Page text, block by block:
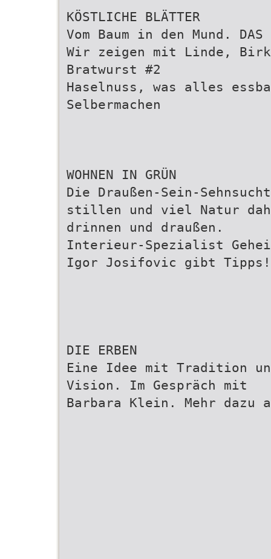
KÖSTLICHE BLÄTTER
Vom Baum in den Mund. DAS
Wir zeigen mit Linde,
Bratwurst #2
Haselnuss, was alles
Selbermachen
WOHNEN IN GRÜN
Die Draußen-Sein-Sehnsucht
stillen und viel Natur
drinnen und draußen.
Interieur-Spezialist
Igor Josifovic gibt Tipps!
DIE ERBEN
Eine Idee mit Tradition
Vision. Im Gespräch mit
Barbara Klein. Mehr dazu